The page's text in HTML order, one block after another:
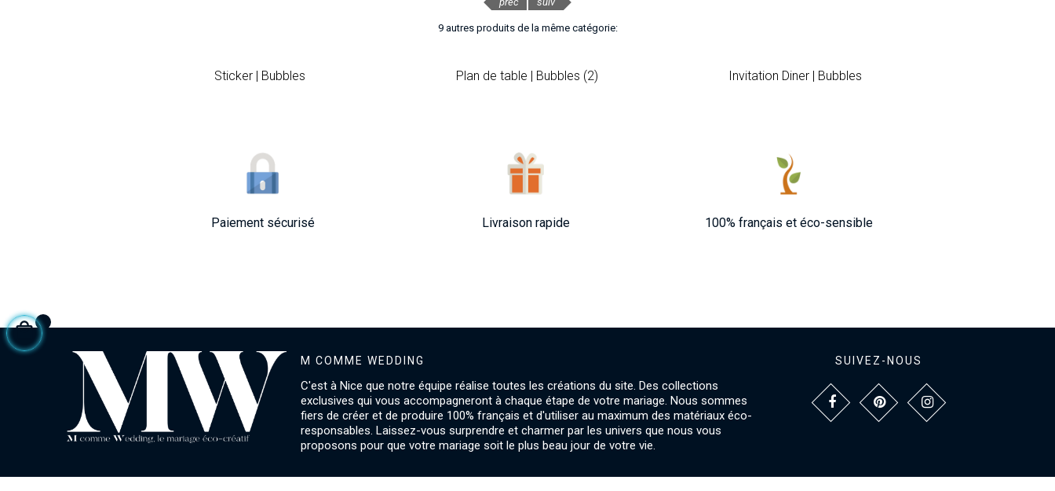
9 autres produits de la même catégorie:
Sticker | Bubbles Plan de table | Bubbles (2) Invitation Diner | Bubbles
Paiement sécurisé Livraison rapide 100% français et éco-sensible
M COMME WEDDING
C'est à Nice que notre équipe réalise toutes les créations du site. Des collections
exclusives qui vous accompagneront à chaque étape de votre mariage. Nous sommes
fiers de créer et de produire 100% français et d'utiliser au maximum des matériaux éco-
responsables. Laissez-vous surprendre et charmer par les univers que nous vous
proposons pour que votre mariage soit le plus beau jour de votre vie.
SUIVEZ-NOUS